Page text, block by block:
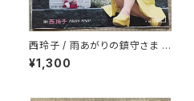
西玲子 / 雨あがりの鎮守さま プ
ロモ
¥1,300